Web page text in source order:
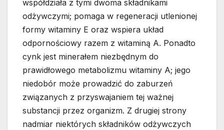
współdziała z tymi dwoma składnikami
odżywczymi; pomaga w regeneracji utlenionej
formy witaminy E oraz wspiera układ
odpornościowy razem z witaminą A. Ponadto
cynk jest minerałem niezbędnym do
prawidłowego metabolizmu witaminy A; jego
niedobór może prowadzić do zaburzeń
związanych z przyswajaniem tej ważnej
substancji przez organizm. Z drugiej strony
nadmiar niektórych składników odżywczych